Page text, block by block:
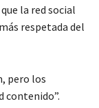
la red social
respetada del
pero los
contenido”.